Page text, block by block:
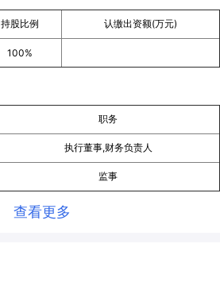
持股比例 认缴出资额(万元)
100%
职务
执行董事,财务负责人
监事
查看更多